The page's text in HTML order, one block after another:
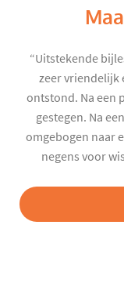
“Uitstekende
zeer vriendelijk
ontstond. Na een
gestegen. Na
omgebogen naar
negens voor